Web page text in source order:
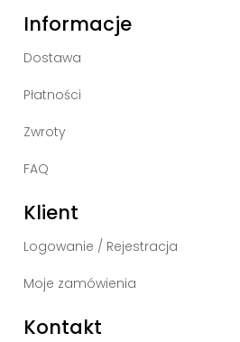
Informacje
Dostawa
Płatności
Zwroty
FAQ
Klient
Logowanie / Rejestracja
Moje zamówienia
Kontakt